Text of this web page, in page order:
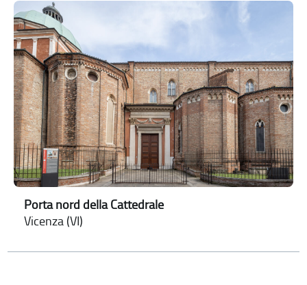
Porta nord della Cattedrale
Vicenza (VI)